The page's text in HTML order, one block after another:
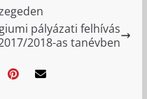
pályázati felhívás
2018-as tanévben